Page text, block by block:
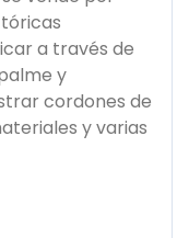
a través de
y
cordones de
y varias